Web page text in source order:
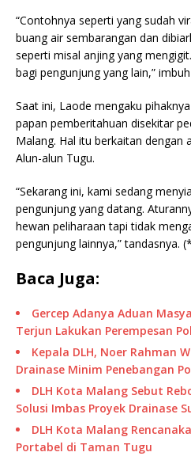
“Contohnya seperti yang sudah
buang air sembarangan dan
seperti misal anjing yang
bagi pengunjung yang lain,”
Saat ini, Laode mengaku
papan pemberitahuan disekitar
Malang. Hal itu berkaitan dengan
Alun-alun Tugu.
“Sekarang ini, kami sedang
pengunjung yang datang.
hewan peliharaan tapi tidak
pengunjung lainnya,” tandasnya.
Baca Juga:
Gercep Adanya Aduan
Terjun Lakukan Perempesan
Kepala DLH, Noer Rahman
Drainase Minim Penebangan
DLH Kota Malang Sebut
Solusi Imbas Proyek Drainase
DLH Kota Malang
Portabel di Taman Tugu